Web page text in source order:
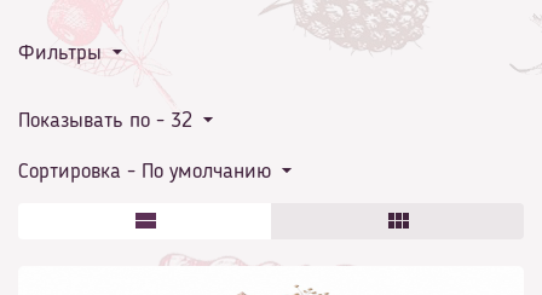
Фильтры
Показывать по - 32
Сортировка - По умолчанию